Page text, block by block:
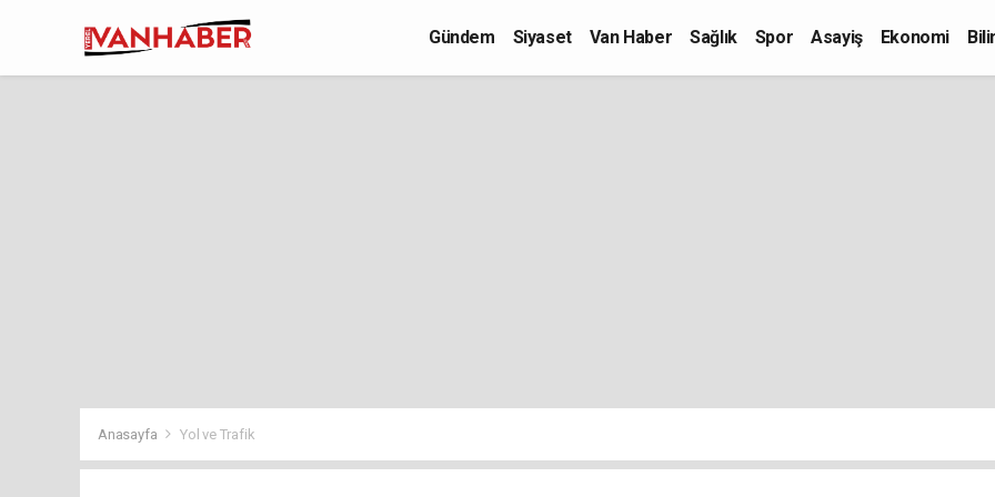
Gündem Siyaset Van Haber Sağlık Spor Asayiş Ekonomi
Anasayfa Yol ve Trafik